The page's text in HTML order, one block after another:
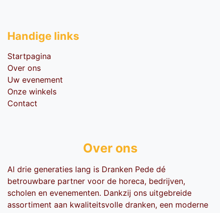
Handige li​nks
Startpagina
Over ons
Uw evenement
Onze winkels
Contact
Over ons
Al drie generaties lang is Dranken Pede dé
betrouwbare partner voor de horeca, bedrijven,
scholen en evenementen. Dankzij ons uitgebreide
assortiment aan kwaliteitsvolle dranken, een moderne